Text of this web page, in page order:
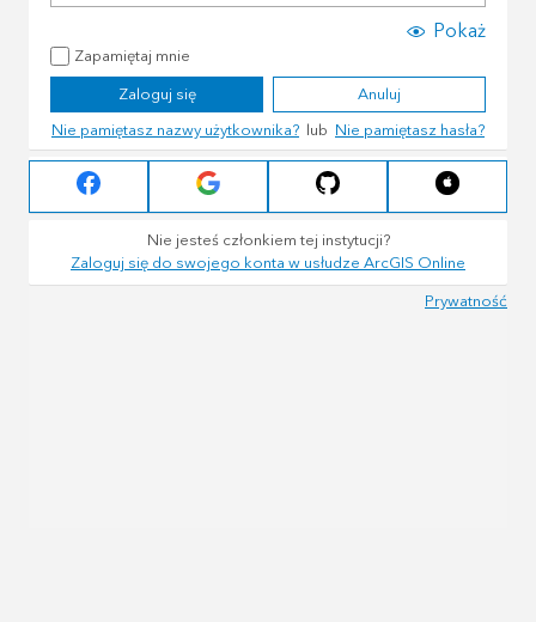
Pokaż
Zapamiętaj mnie
Zaloguj się
Anuluj
Nie pamiętasz nazwy użytkownika? lub Nie pamiętasz hasła?
Nie jesteś członkiem tej instytucji?
Zaloguj się do swojego konta w usłudze ArcGIS Online
Prywatność